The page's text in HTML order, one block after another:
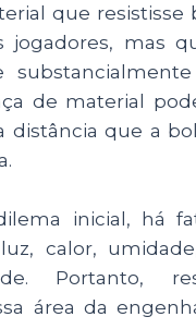
que resistisse
jogadores, mas
de material
distância que a
inicial, há
calor,
Portanto,
área da